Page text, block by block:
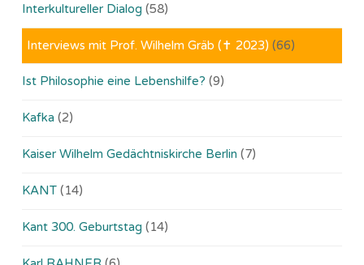
Interkultureller Dialog (58)
Interviews mit Prof. Wilhelm Gräb (✝ 2023) (66)
Ist Philosophie eine Lebenshilfe? (9)
Kafka (2)
Kaiser Wilhelm Gedächtniskirche Berlin (7)
KANT (14)
Kant 300. Geburtstag (14)